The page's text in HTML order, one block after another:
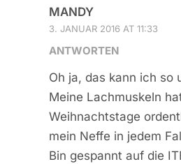
MANDY
3. JANUAR 2016 AT 11:33
ANTWORTEN
Oh ja, das kann ich so
Meine Lachmuskeln
Weihnachtstage
mein Neffe in jedem
Bin gespannt auf die